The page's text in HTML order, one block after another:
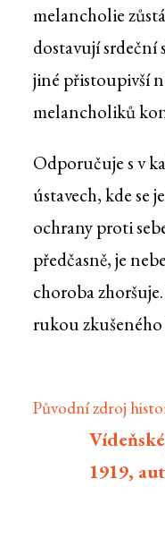
melancholie
dostavují srdeční
jiné přistoupivší
melancholiků
Odporučuje s v
ústavech, kde
ochrany proti
předčasně, je
choroba
rukou
Původní zdroj
1919,